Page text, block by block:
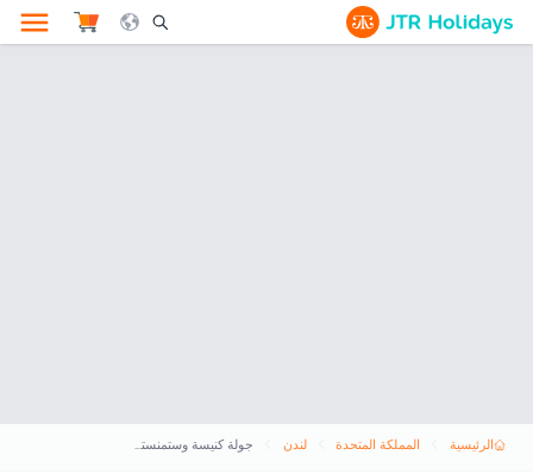
Search Opener Icon
الرئيسية المملكة المتحدة لندن جولة كنيسة وستمنستر والبرلمان